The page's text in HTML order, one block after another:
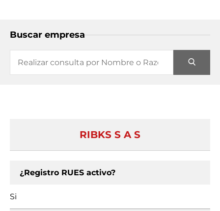
Buscar empresa
RIBKS S A S
¿Registro RUES activo?
Si